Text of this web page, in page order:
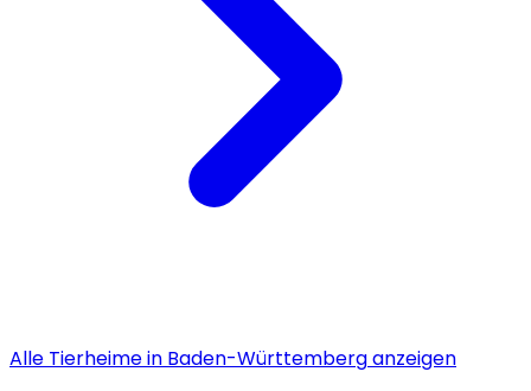
Alle Tierheimein Baden-Württemberganzeigen